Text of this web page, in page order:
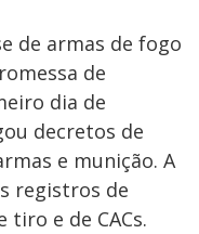
de armas de fogo
de
dia de
decretos de
e munição. A
registros de
tiro e de CACs.